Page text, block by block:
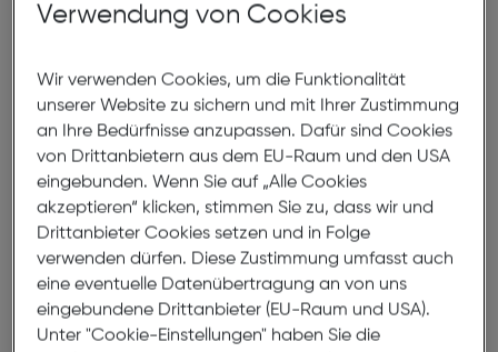
16mm
52mm
140mm
Verwendung von Cookies
Wir verwenden Cookies, um die Funktionalität
unserer Website zu sichern und mit Ihrer Zustimmung
an Ihre Bedürfnisse anzupassen. Dafür sind Cookies
von Drittanbietern aus dem EU-Raum und den USA
eingebunden. Wenn Sie auf „Alle Cookies
akzeptieren“ klicken, stimmen Sie zu, dass wir und
Drittanbieter Cookies setzen und in Folge
verwenden dürfen. Diese Zustimmung umfasst auch
eine eventuelle Datenübertragung an von uns
eingebundene Drittanbieter (EU-Raum und USA).
Unter "Cookie-Einstellungen" haben Sie die